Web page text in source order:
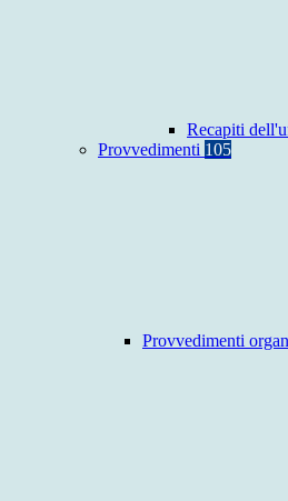
Recapiti
Provvedimenti 105
Provvedimenti